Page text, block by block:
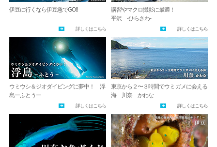
伊豆に行くなら伊豆急でGO!!
詳しくはこちら
講習やマクロ撮影に最適！
平沢 -ひらさわ-
詳しくはこちら
ウミウシ＆ジオダイビングに夢中！ 浮
島ーふとうー
詳しくはこちら
東京から２〜３時間でウミガメに会える
海 川奈 かわな
詳しくはこちら